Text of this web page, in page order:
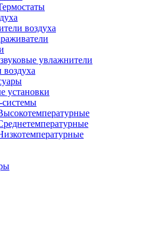
воздуха
увлажнители
установки